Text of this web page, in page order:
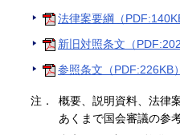
法律案要綱（
新旧対照条文（
参照条文（PDF:226KB）
注．
概要、説明資料、法律
あくまで国会審議の参